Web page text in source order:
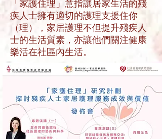
「家護住理」意指讓居家生活的殘
疾人士擁有適切的護理支援住你
（理），家居護理不但提升殘疾人
士的生活質素，亦讓他們關注健康
樂活在社區內生活。